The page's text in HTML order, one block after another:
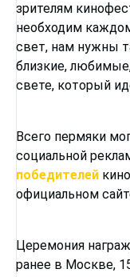
зрителям
необходим
свет, нам нужны
близкие,
свете, который
Всего пермяки
социальной
победителей
официальном
Церемония
ранее в Москве,